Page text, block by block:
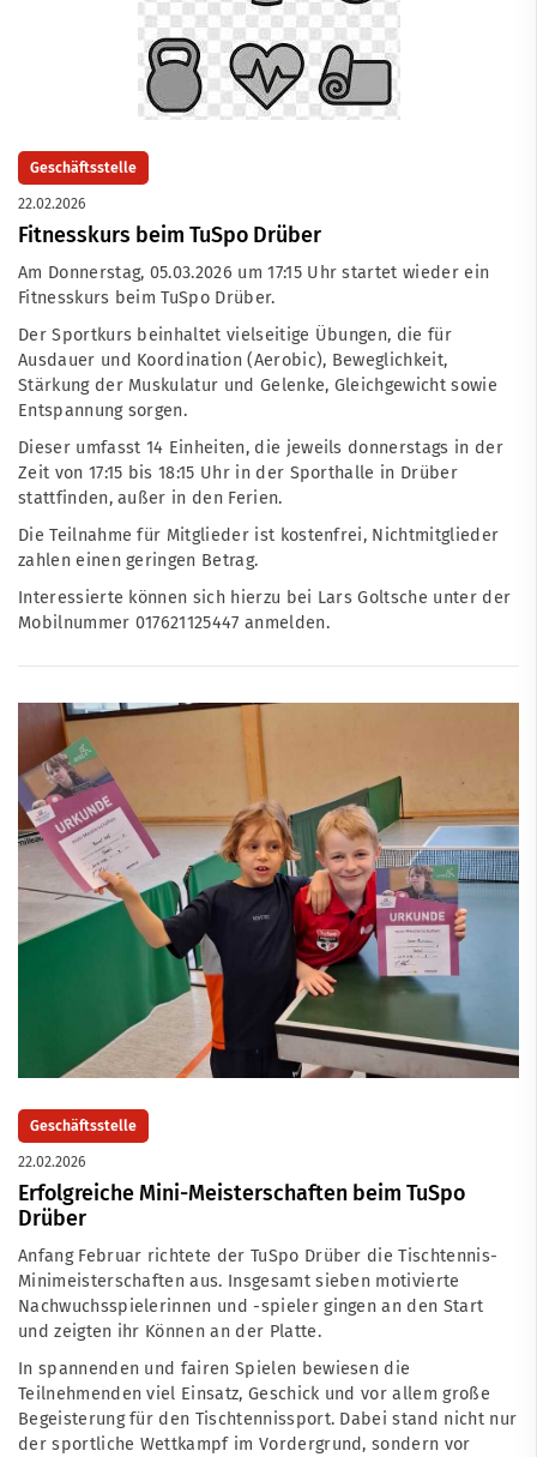
Geschäftsstelle
22.02.2026
Fitnesskurs beim TuSpo Drüber
Am Donnerstag, 05.03.2026 um 17:15 Uhr startet wieder ein
Fitnesskurs beim TuSpo Drüber.
Der Sportkurs beinhaltet vielseitige Übungen, die für
Ausdauer und Koordination (Aerobic), Beweglichkeit,
Stärkung der Muskulatur und Gelenke, Gleichgewicht sowie
Entspannung sorgen.
Dieser umfasst 14 Einheiten, die jeweils donnerstags in der
Zeit von 17:15 bis 18:15 Uhr in der Sporthalle in Drüber
stattfinden, außer in den Ferien.
Die Teilnahme für Mitglieder ist kostenfrei, Nichtmitglieder
zahlen einen geringen Betrag.
Interessierte können sich hierzu bei Lars Goltsche unter der
Mobilnummer 017621125447 anmelden.
Geschäftsstelle
22.02.2026
Erfolgreiche Mini-Meisterschaften beim TuSpo
Drüber
Anfang Februar richtete der TuSpo Drüber die Tischtennis-
Minimeisterschaften aus. Insgesamt sieben motivierte
Nachwuchsspielerinnen und -spieler gingen an den Start
und zeigten ihr Können an der Platte.
In spannenden und fairen Spielen bewiesen die
Teilnehmenden viel Einsatz, Geschick und vor allem große
Begeisterung für den Tischtennissport. Dabei stand nicht nur
der sportliche Wettkampf im Vordergrund, sondern vor